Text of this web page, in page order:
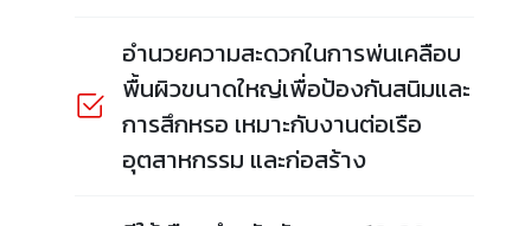
อำนวยความสะดวกในการพ่นเคลือบ
พื้นผิวขนาดใหญ่เพื่อป้องกันสนิมและ
การสึกหรอ เหมาะกับงานต่อเรือ
อุตสาหกรรม และก่อสร้าง